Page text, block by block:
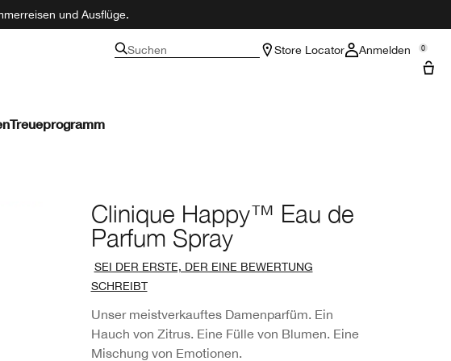
und Ausflüge.
Suchen Store Locator Anmelden 0
Treueprogramm
Clinique Happy™ Eau de
Parfum Spray
SEI DER ERSTE, DER EINE BEWERTUNG
SCHREIBT
Unser meistverkauftes Damenparfüm. Ein
Hauch von Zitrus. Eine Fülle von Blumen. Eine
Mischung von Emotionen.